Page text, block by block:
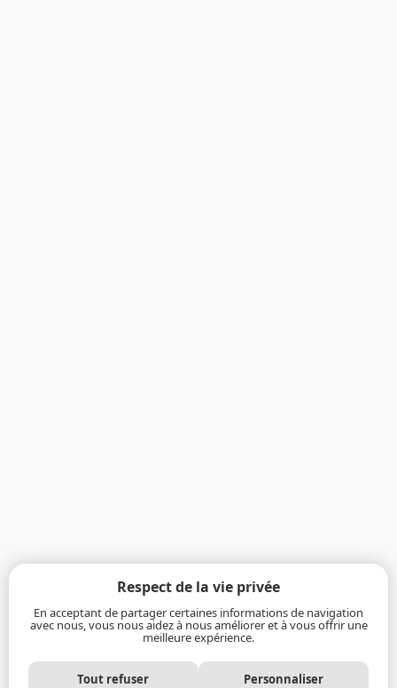
Respect de la vie privée
En acceptant de partager certaines informations de navigation
avec nous, vous nous aidez à nous améliorer et à vous offrir une
meilleure expérience.
Tout refuser Personnaliser